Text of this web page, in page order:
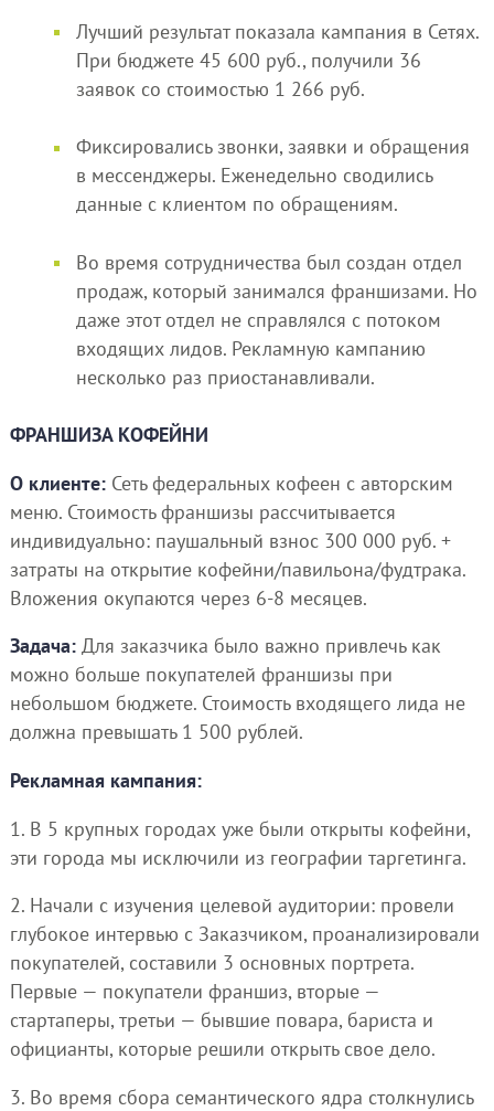
Лучший результат показала кампания в Сетях.
При бюджете 45 600 руб., получили 36
заявок со стоимостью 1 266 руб.
Фиксировались звонки, заявки и обращения
в мессенджеры. Еженедельно сводились
данные с клиентом по обращениям.
Во время сотрудничества был создан отдел
продаж, который занимался франшизами. Но
даже этот отдел не справлялся с потоком
входящих лидов. Рекламную кампанию
несколько раз приостанавливали.
ФРАНШИЗА КОФЕЙНИ
О клиенте:Сеть федеральных кофеен с авторским
меню. Стоимость франшизы рассчитывается
индивидуально: паушальный взнос 300 000 руб. +
затраты на открытие кофейни/павильона/фудтрака.
Вложения окупаются через 6-8 месяцев.
Задача:Для заказчика было важно привлечь как
можно больше покупателей франшизы при
небольшом бюджете. Стоимость входящего лида не
должна превышать 1 500 рублей.
Рекламная кампания:
1. В 5 крупных городах уже были открыты кофейни,
эти города мы исключили из географии таргетинга.
2. Начали с изучения целевой аудитории: провели
глубокое интервью с Заказчиком, проанализировали
покупателей, составили 3 основных портрета.
Первые — покупатели франшиз, вторые —
стартаперы, третьи — бывшие повара, бариста и
официанты, которые решили открыть свое дело.
3. Во время сбора семантического ядра столкнулись